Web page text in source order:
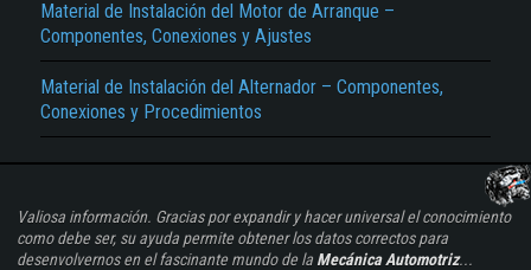
Material de Instalación del Motor de Arranque –
Componentes, Conexiones y Ajustes
Material de Instalación del Alternador – Componentes,
Conexiones y Procedimientos
Valiosa información. Gracias por expandir y hacer universal el conocimiento
como debe ser, su ayuda permite obtener los datos correctos para
desenvolvernos en el fascinante mundo de la Mecánica Automotriz...